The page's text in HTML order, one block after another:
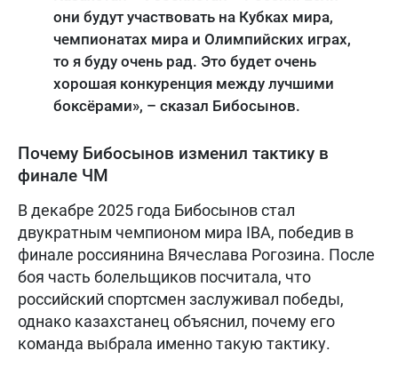
они будут участвовать на Кубках мира,
чемпионатах мира и Олимпийских играх,
то я буду очень рад. Это будет очень
хорошая конкуренция между лучшими
боксёрами», – сказал Бибосынов.
Почему Бибосынов изменил тактику в
финале ЧМ
В декабре 2025 года Бибосынов стал
двукратным чемпионом мира IBA, победив в
финале россиянина Вячеслава Рогозина. После
боя часть болельщиков посчитала, что
российский спортсмен заслуживал победы,
однако казахстанец объяснил, почему его
команда выбрала именно такую тактику.